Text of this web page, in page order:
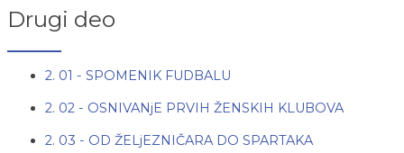
Drugi deo
2. 01 - SPOMENIK FUDBALU
2. 02 - OSNIVANjE PRVIH ŽENSKIH KLUBOVA
2. 03 - OD ŽELjEZNIČARA DO SPARTAKA